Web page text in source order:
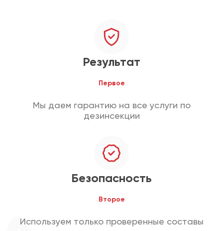
Результат
Первое
Мы даем гарантию на все услуги по
дезинсекции
Безопасность
Второе
Используем только проверенные составы